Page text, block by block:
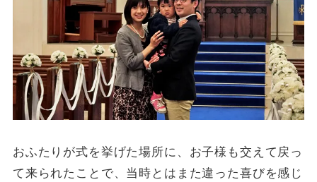
おふたりが式を挙げた場所に、お子様も交えて戻っ
て来られたことで、当時とはまた違った喜びを感じ